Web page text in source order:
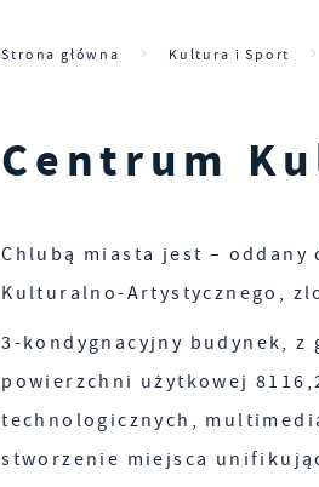
Strona główna Kultura i Sport
Centrum
Chlubą miasta jest –
Kulturalno-Artystycznego,
3-kondygnacyjny budynek,
powierzchni użytkowej
technologicznych,
stworzenie miejsca